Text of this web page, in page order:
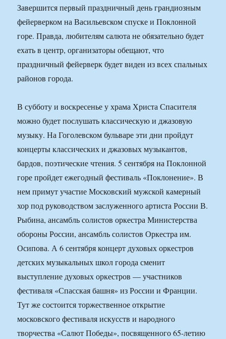
Завершится первый праздничный день грандиозным
фейерверком на Васильевском спуске и Поклонной
горе. Правда, любителям салюта не обязательно будет
ехать в центр, организаторы обещают, что
праздничный фейерверк будет виден из всех спальных
районов города.
В субботу и воскресенье у храма Христа Спасителя
можно будет послушать классическую и джазовую
музыку. На Гоголевском бульваре эти дни пройдут
концерты классических и джазовых музыкантов,
бардов, поэтические чтения. 5 сентября на Поклонной
горе пройдет ежегодный фестиваль «Поклонение». В
нем примут участие Московский мужской камерный
хор под руководством заслуженного артиста России В.
Рыбина, ансамбль солистов оркестра Министерства
обороны России, ансамбль солистов Оркестра им.
Осипова. А 6 сентября концерт духовых оркестров
детских музыкальных школ города сменит
выступление духовых оркестров — участников
фестиваля «Спасская башня» из России и Франции.
Тут же состоится торжественное открытие
московского фестиваля искусств и народного
творчества «Салют Победы», посвященного 65-летию